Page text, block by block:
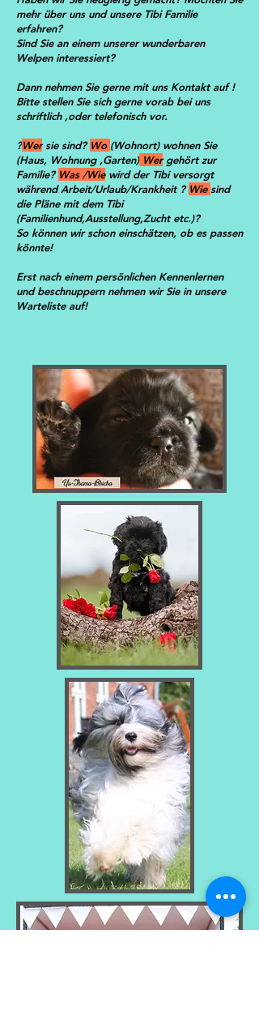
mehr über uns und unsere Tibi Familie
erfahren?
Sind Sie an einem unserer wunderbaren
Welpen interessiert?
Dann nehmen Sie gerne mit uns Kontakt auf !
Bitte stellen Sie sich gerne vorab bei uns
schriftlich ,oder telefonisch vor.
?Wersie sind? Wo (Wohnort) wohnen Sie
(Haus, Wohnung ,Garten) Wergehört zur
Familie? Was /Wiewird der Tibi versorgt
während Arbeit/Urlaub/Krankheit ? Wie sind
die Pläne mit dem Tibi
(Familienhund,Ausstellung,Zucht etc.)?
So können wir schon einschätzen, ob es passen
könnte!
Erst nach einem persönlichen Kennenlernen
und beschnuppern nehmen wir Sie in unsere
Warteliste auf!